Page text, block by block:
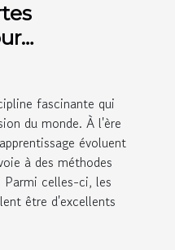
fascinante qui
du monde. À l'ère
évoluent
à des méthodes
celles-ci, les
être d'excellents